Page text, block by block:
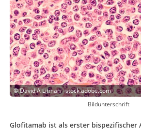
©David A Litman - stock.adobe.com
Bildunterschrift
Glofitamab ist als erster